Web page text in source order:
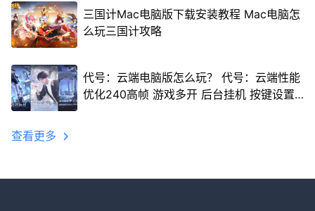
三国计Mac电脑版下载安装教程 Mac电脑怎
么玩三国计攻略
代号：云端电脑版怎么玩？ 代号：云端性能
优化240高帧 游戏多开 后台挂机 按键设置
查看更多